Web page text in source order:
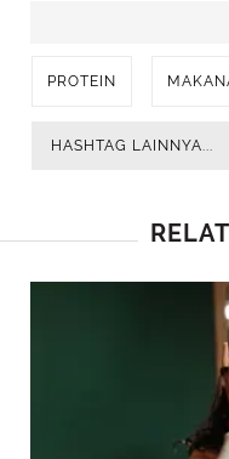
PROTEIN
HASHTAG LAINNYA...